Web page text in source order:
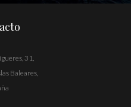
31,
Baleares,